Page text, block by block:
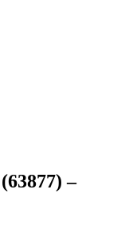
–